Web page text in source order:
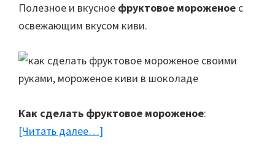
Полезное и вкусное фруктовое мороженое с
освежающим вкусом киви.
Как сделать фруктовое мороженое:
[Читать далее…]